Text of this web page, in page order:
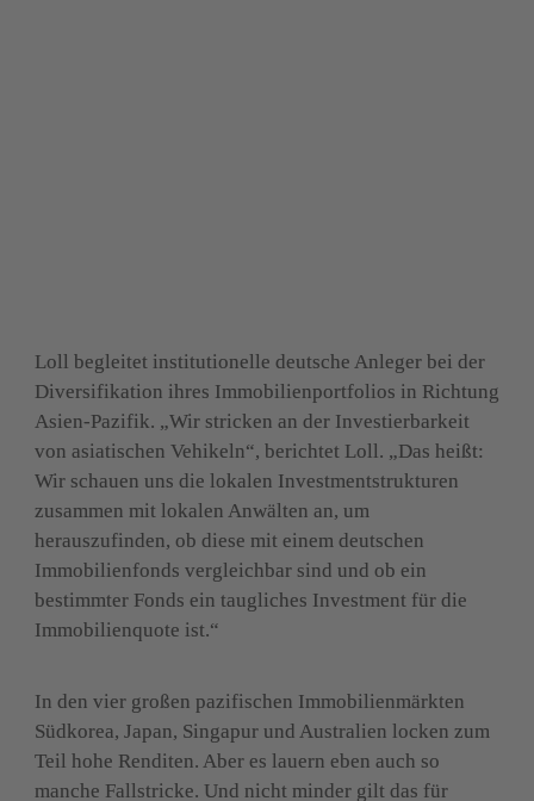
Loll begleitet institutionelle deutsche Anleger bei der
Diversifikation ihres Immobilienportfolios in Richtung
Asien-Pazifik. „Wir stricken an der Investierbarkeit
von asiatischen Vehikeln“, berichtet Loll. „Das heißt:
Wir schauen uns die lokalen Investmentstrukturen
zusammen mit lokalen Anwälten an, um
herauszufinden, ob diese mit einem deutschen
Immobilienfonds vergleichbar sind und ob ein
bestimmter Fonds ein taugliches Investment für die
Immobilienquote ist.“
In den vier großen pazifischen Immobilienmärkten
Südkorea, Japan, Singapur und Australien locken zum
Teil hohe Renditen. Aber es lauern eben auch so
manche Fallstricke. Und nicht minder gilt das für